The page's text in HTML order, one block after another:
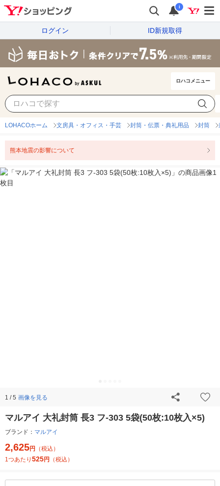
i
ログイン ID新規取得
ロハコメニュー
LOHACOホーム 文房具・オフィス・手芸 封筒・伝票・典礼用品 封筒
熊本地震の影響について
1 / 5 画像を見る
マルアイ 大礼封筒 長3 フ-303 5袋(50枚:10枚入×5)
ブランド： マルアイ
2,625円
（税込）
1つあたり 525円 （税込）